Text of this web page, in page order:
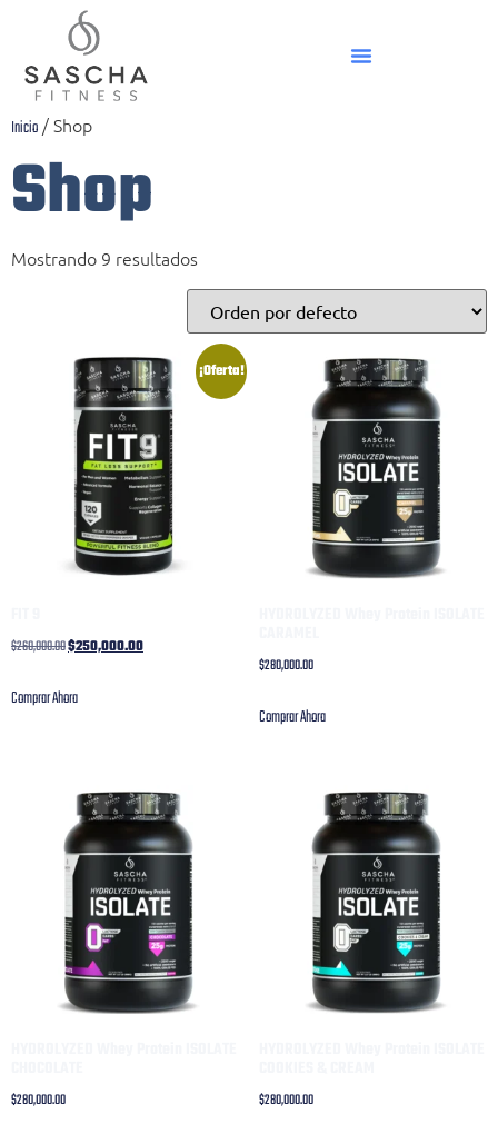
Inicio / Shop
Shop
Mostrando 9 resultados
¡Oferta!
$260,000.00$250,000.00
Comprar Ahora
$280,000.00
Comprar Ahora
$280,000.00 $280,000.00